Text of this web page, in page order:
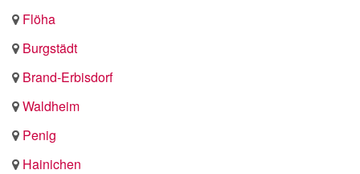
Flöha
Burgstädt
Brand-Erbisdorf
Waldheim
Penig
Hainichen